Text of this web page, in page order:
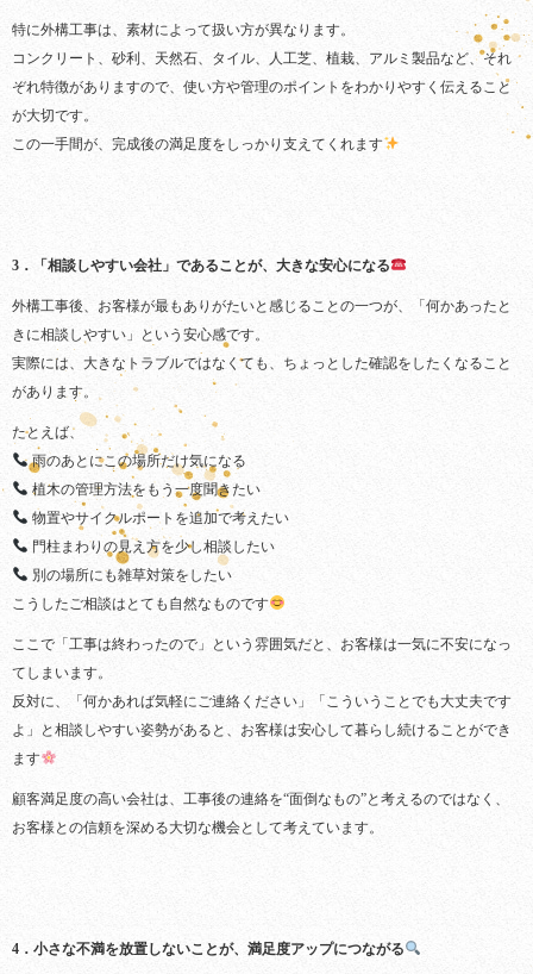
特に外構工事は、素材によって扱い方が異なります。
コンクリート、砂利、天然石、タイル、人工芝、植栽、アルミ製品など、それ
ぞれ特徴がありますので、使い方や管理のポイントをわかりやすく伝えること
が大切です。
この一手間が、完成後の満足度をしっかり支えてくれます
3．「相談しやすい会社」であることが、大きな安心になる
外構工事後、お客様が最もありがたいと感じることの一つが、「何かあったと
きに相談しやすい」という安心感です。
実際には、大きなトラブルではなくても、ちょっとした確認をしたくなること
があります。
たとえば、
雨のあとにこの場所だけ気になる
植木の管理方法をもう一度聞きたい
物置やサイクルポートを追加で考えたい
門柱まわりの見え方を少し相談したい
別の場所にも雑草対策をしたい
こうしたご相談はとても自然なものです
ここで「工事は終わったので」という雰囲気だと、お客様は一気に不安になっ
てしまいます。
反対に、「何かあれば気軽にご連絡ください」「こういうことでも大丈夫です
よ」と相談しやすい姿勢があると、お客様は安心して暮らし続けることができ
ます
顧客満足度の高い会社は、工事後の連絡を“面倒なもの”と考えるのではなく、
お客様との信頼を深める大切な機会として考えています。
4．小さな不満を放置しないことが、満足度アップにつながる